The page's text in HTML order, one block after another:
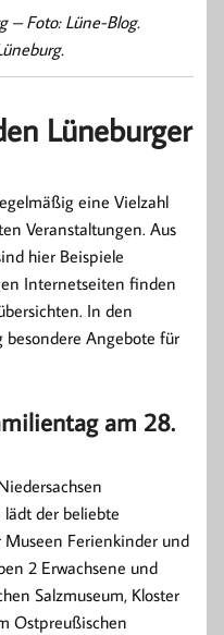
– Foto: Lüne-Blog.
Lüneburger
eine Vielzahl
Veranstaltungen. Aus
hier Beispiele
Internetseiten finden
In den
besondere Angebote für
am 28.
der beliebte
Ferienkinder und
2 Erwachsene und
Salzmuseum, Kloster
Ostpreußischen